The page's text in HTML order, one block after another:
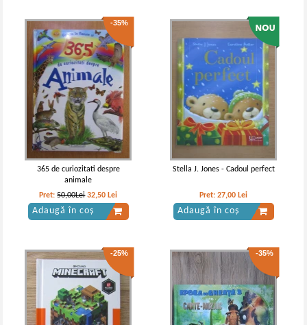
-35%
365 de curiozitati despre
animale
Pret:50,00Lei 32,50 Lei
Adaugă în coș
Stella J. Jones - Cadoul perfect
Pret:27,00 Lei
Adaugă în coș
-25% -35%